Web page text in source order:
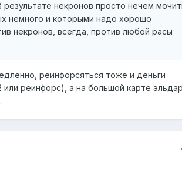
некронов просто нечем
немного и которыми надо хорошо
некронов, всегда, против любой расы
реинфорсяться тоже и деньги
реинфорс), а на большой карте эльдар